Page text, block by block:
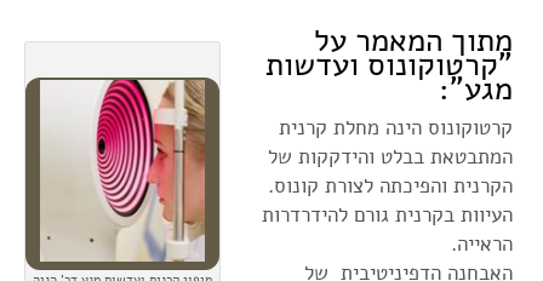
מתוך המאמר על
"קרטוקונוס ועדשות
מגע":
קרטוקונוס הינה מחלת קרנית
המתבטאת בבלט והידקקות של
הקרנית והפיכתה לצורת קונוס.
העיוות בקרנית גורם להידרדרות
הראייה.
האבחנה הדפיניטיבית של